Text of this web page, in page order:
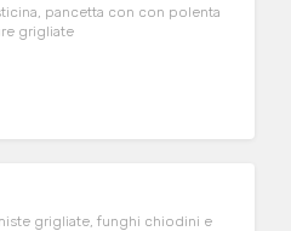
con con polenta
grigliate
grigliate, funghi chiodini e